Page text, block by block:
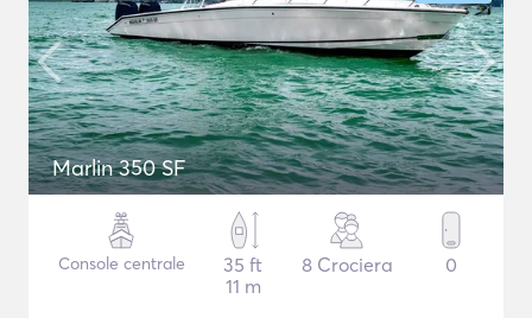
Marlin 350 SF
Console centrale
35 ft
11 m
8 Crociera 0